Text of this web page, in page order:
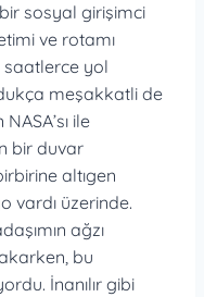
bir sosyal girişimci
ve rotamı
yol
meşakkatli de
ile
bir duvar
altıgen
vardı üzerinde.
ağzı
bu
İnanılır gibi